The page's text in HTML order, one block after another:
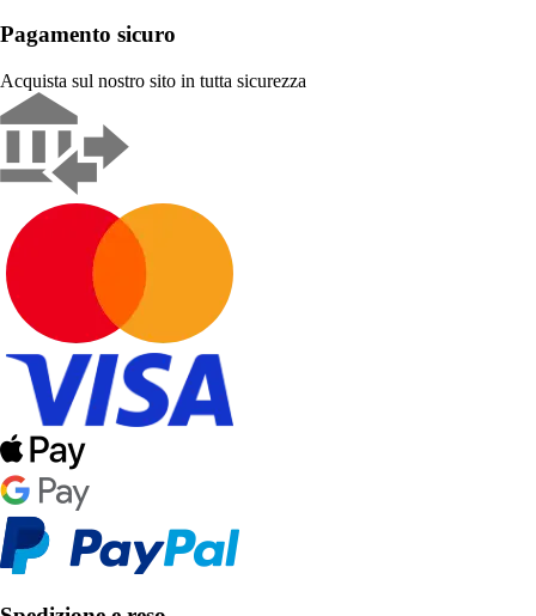
Pagamento sicuro
Acquista sul nostro sito in tutta sicurezza